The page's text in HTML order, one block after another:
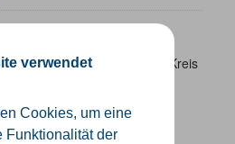
verwendet
Cookies, um eine
Funktionalität der
der Verwaltungsgrenzen im Kreis
KML